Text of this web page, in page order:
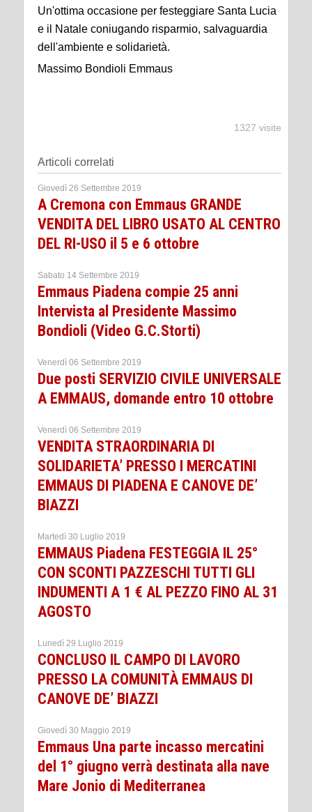
Un'ottima occasione per festeggiare Santa Lucia
e il Natale coniugando risparmio, salvaguardia
dell'ambiente e solidarietà.
Massimo Bondioli Emmaus
1327 visite
Articoli correlati
Giovedì 26 Settembre 2019
A Cremona con Emmaus GRANDE
VENDITA DEL LIBRO USATO AL CENTRO
DEL RI-USO il 5 e 6 ottobre
Sabato 14 Settembre 2019
Emmaus Piadena compie 25 anni
Intervista al Presidente Massimo
Bondioli (Video G.C.Storti)
Venerdì 06 Settembre 2019
Due posti SERVIZIO CIVILE UNIVERSALE
A EMMAUS, domande entro 10 ottobre
Venerdì 06 Settembre 2019
VENDITA STRAORDINARIA DI
SOLIDARIETA’ PRESSO I MERCATINI
EMMAUS DI PIADENA E CANOVE DE’
BIAZZI
Martedì 30 Luglio 2019
EMMAUS Piadena FESTEGGIA IL 25°
CON SCONTI PAZZESCHI TUTTI GLI
INDUMENTI A 1 € AL PEZZO FINO AL 31
AGOSTO
Lunedì 29 Luglio 2019
CONCLUSO IL CAMPO DI LAVORO
PRESSO LA COMUNITÀ EMMAUS DI
CANOVE DE’ BIAZZI
Giovedì 30 Maggio 2019
Emmaus Una parte incasso mercatini
del 1° giugno verrà destinata alla nave
Mare Jonio di Mediterranea